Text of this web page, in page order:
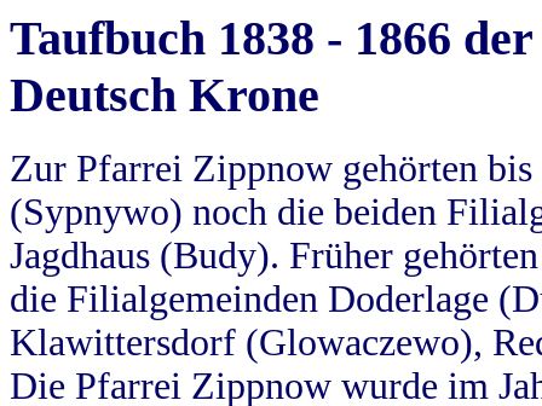
Taufbuch 1838 - 1866
Deutsch Krone
Zur Pfarrei Zippnow gehörten
(Sypnywo) noch die beiden
Jagdhaus (Budy). Früher
die Filialgemeinden Doderlage
Klawittersdorf (Glowaczewo),
Die Pfarrei Zippnow wurde im